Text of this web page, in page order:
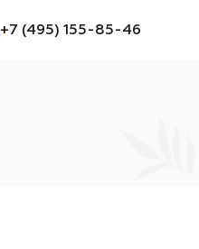
+7 (495) 155-85-46